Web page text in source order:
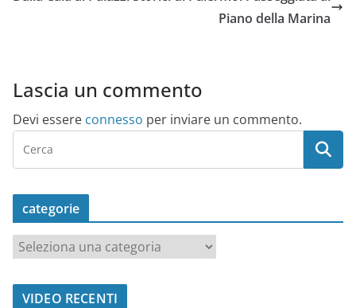
Piano della Marina
Lascia un commento
Devi essere connesso per inviare un commento.
categorie
a
t
VIDEO RECENTI